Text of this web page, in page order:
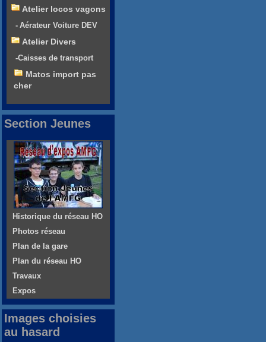
Atelier locos vagons
- Aérateur Voiture DEV
Atelier Divers
-Caisses de transport
Matos import pas
cher
Section Jeunes
Historique du réseau HO
Photos réseau
Plan de la gare
Plan du réseau HO
Travaux
Expos
Images choisies
au hasard